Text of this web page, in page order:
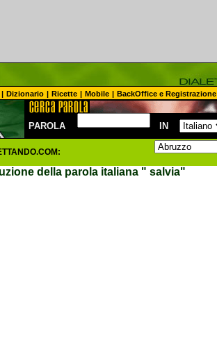
| Dizionario | Ricette | Mobile | BackOffice e Registrazione
PAROLA IN
della parola italiana " salvia"